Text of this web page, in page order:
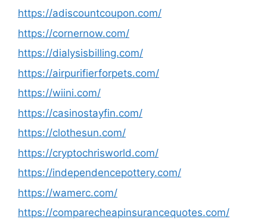
https://adiscountcoupon.com/
https://cornernow.com/
https://dialysisbilling.com/
https://airpurifierforpets.com/
https://wiini.com/
https://casinostayfin.com/
https://clothesun.com/
https://cryptochrisworld.com/
https://independencepottery.com/
https://wamerc.com/
https://comparecheapinsurancequotes.com/